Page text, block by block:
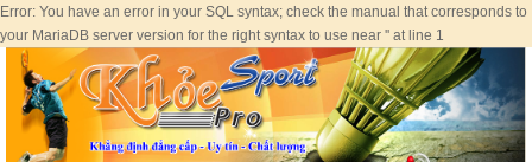
Error: You have an error in your SQL syntax; check the manual that corresponds to
your MariaDB server version for the right syntax to use near '' at line 1